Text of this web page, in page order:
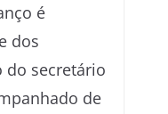
é
dos
do secretário
de